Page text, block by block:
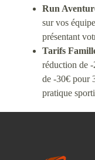
Run
sur vos
présentant
Tarifs
réduction de
de -30€ pour
pratique